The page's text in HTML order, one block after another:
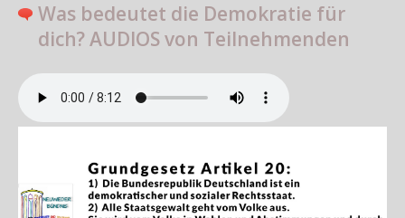
Was bedeutet die Demokratie für
dich? AUDIOS von Teilnehmenden